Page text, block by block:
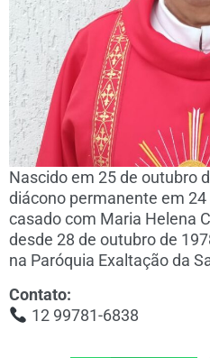
Nascido em 25 de outubro
diácono permanente em 24
casado com Maria Helena
desde 28 de outubro de
na Paróquia Exaltação da
Contato:
12 99781-6838